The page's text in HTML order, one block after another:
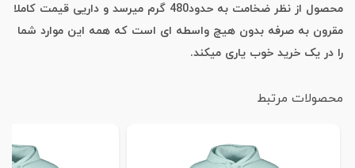
محصول از نظر ضخامت به حدود480 گرم میرسد و داریی قیمت کاملا
مقرون به صرفه بدون هیچ واسطه ای است که همه این موارد شما
را در یک خرید خوب یاری میکند.
محصولات مرتبط